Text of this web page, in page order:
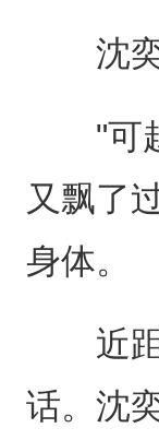
沈奕
"可赵
又飘了
身体。
近距
话。沈